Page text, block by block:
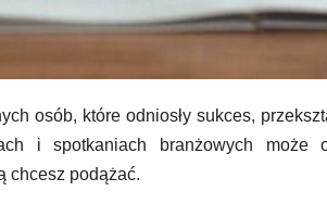
osób, które odniosły sukces,
i spotkaniach branżowych może
chcesz podążać.